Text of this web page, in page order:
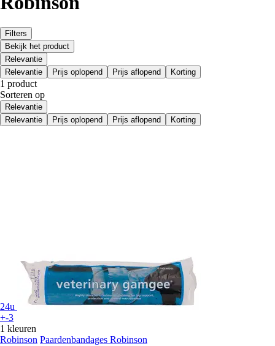
Filters
Bekijk het product
Relevantie
Relevantie
Prijs oplopend Prijs aflopend Korting
1 product
Sorteren op
Relevantie
Relevantie
Prijs oplopend Prijs aflopend Korting
24u
+-3
1 kleuren
Robinson Paardenbandages Robinson